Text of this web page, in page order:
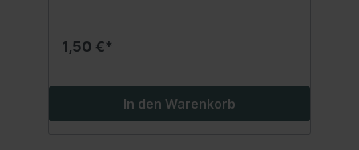
1,50 €*
In den Warenkorb